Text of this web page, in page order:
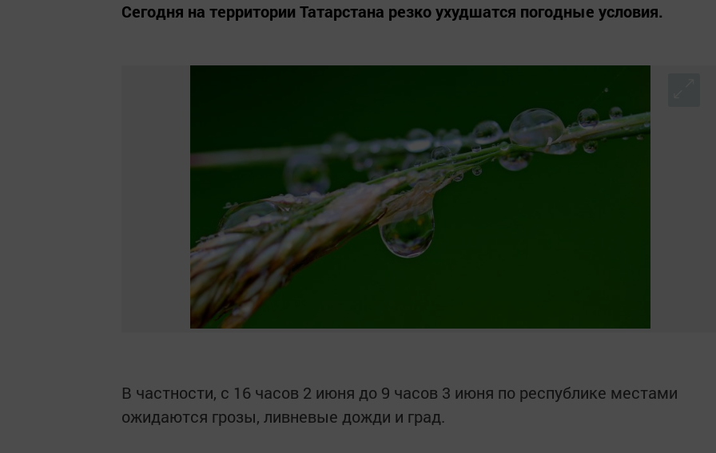
Сегодня на территории Татарстана резко ухудшатся погодные условия.
В частности, с 16 часов 2 июня до 9 часов 3 июня по республике местами
ожидаются грозы, ливневые дожди и град.